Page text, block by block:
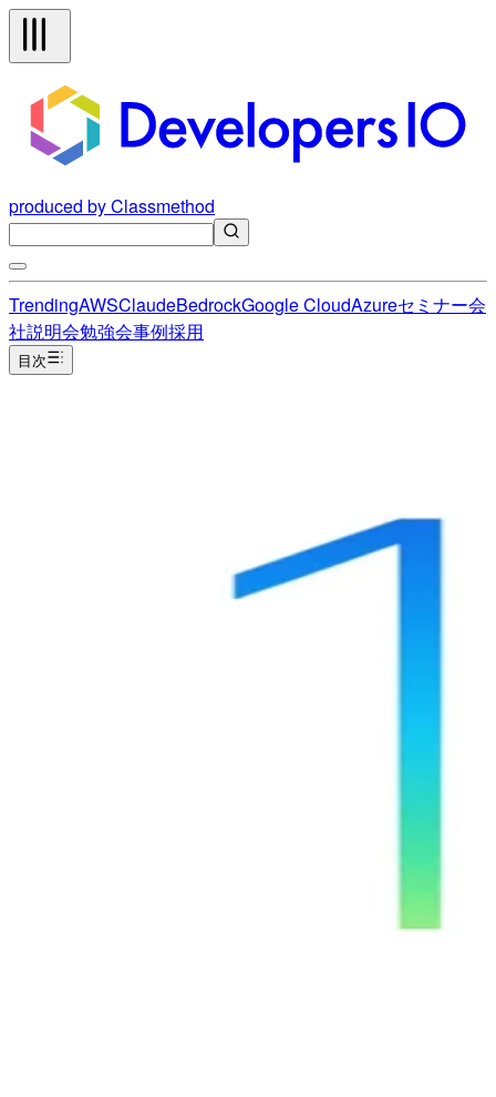
produced by Classmethod
TrendingAWSClaudeBedrockGoogle CloudAzureセミナー会
社説明会勉強会事例採用
目次